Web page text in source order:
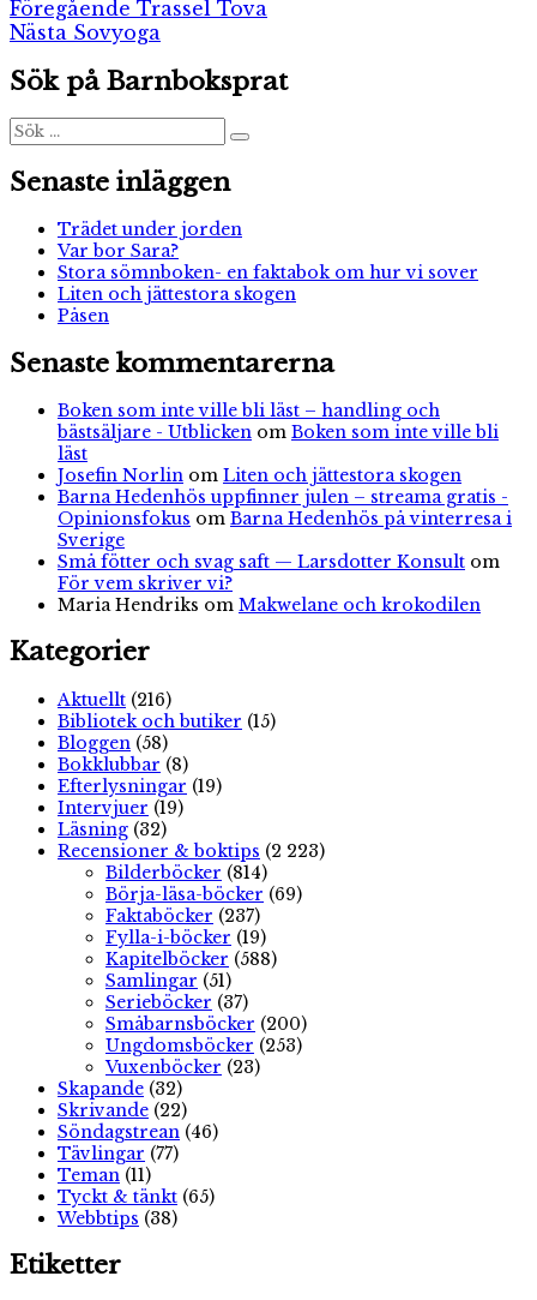
Inläggsnavigering
Föregående Föregående
inlägg:
Trassel Tova
Nästa Nästa
Sovyoga
Sök på Barnboksprat
Sök
efter:
Sök
Senaste inläggen
Trädet under jorden
Var bor Sara?
Stora sömnboken- en faktabok om hur vi sover
Liten och jättestora skogen
Påsen
Senaste kommentarerna
Boken som inte ville bli läst – handling och
bästsäljare - Utblicken om Boken som inte ville bli
läst
Josefin Norlin om Liten och jättestora skogen
Barna Hedenhös uppfinner julen – streama gratis -
Opinionsfokus om Barna Hedenhös på vinterresa i
Sverige
Små fötter och svag saft — Larsdotter Konsult om
För vem skriver vi?
Maria Hendriks om Makwelane och krokodilen
Kategorier
Aktuellt (216)
Bibliotek och butiker (15)
Bloggen (58)
Bokklubbar (8)
Efterlysningar (19)
Intervjuer (19)
Läsning (32)
Recensioner & boktips (2 223)
Bilderböcker (814)
Börja-läsa-böcker (69)
Faktaböcker (237)
Fylla-i-böcker (19)
Kapitelböcker (588)
Samlingar (51)
Serieböcker (37)
Småbarnsböcker (200)
Ungdomsböcker (253)
Vuxenböcker (23)
Skapande (32)
Skrivande (22)
Söndagstrean (46)
Tävlingar (77)
Teman (11)
Tyckt & tänkt (65)
Webbtips (38)
Etiketter